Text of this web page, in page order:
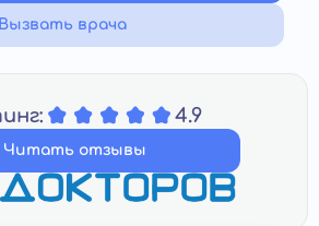
Вызвать врача
4.9
Читать отзывы